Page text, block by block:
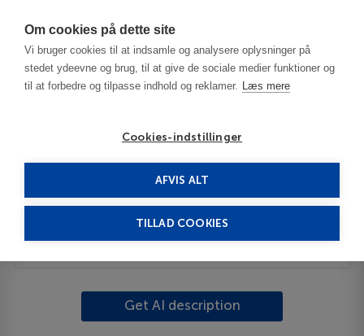
Om cookies på dette site
Vi bruger cookies til at indsamle og analysere oplysninger på
stedet ydeevne og brug, til at give de sociale medier funktioner og
til at forbedre og tilpasse indhold og reklamer. Læs mere
Cookies-indstillinger
AFVIS ALT
TILLAD COOKIES
Costa Brava Arenys de Mar
Description
Get AI description